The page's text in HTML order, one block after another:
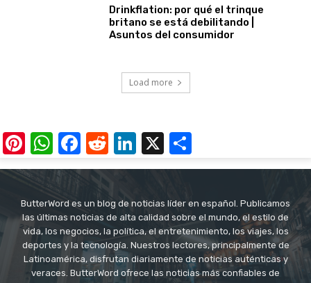
Drinkflation: por qué el trinque
britano se está debilitando |
Asuntos del consumidor
Load more
Pinterest
WhatsApp
Facebook
RedditLinkedIn
X
ButterWord es un blog de noticias líder en español. Publicamos
las últimas noticias de alta calidad sobre el mundo, el estilo de
vida, los negocios, la política, el entretenimiento, los viajes, los
deportes y la tecnología. Nuestros lectores, principalmente de
Latinoamérica, disfrutan diariamente de noticias auténticas y
veraces. ButterWord ofrece las noticias más confiables de